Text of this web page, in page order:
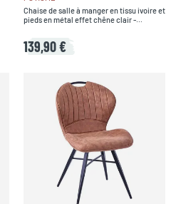
Chaise de salle à manger en tissu ivoire et
pieds en métal effet chêne clair -
139,90 €